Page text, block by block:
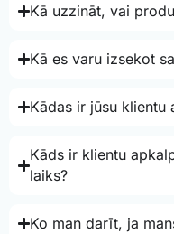
Kā uzzināt, vai
Kā es varu izsekot
Kādas ir jūsu klientu
Kāds ir klientu
laiks?
Ko man darīt, ja